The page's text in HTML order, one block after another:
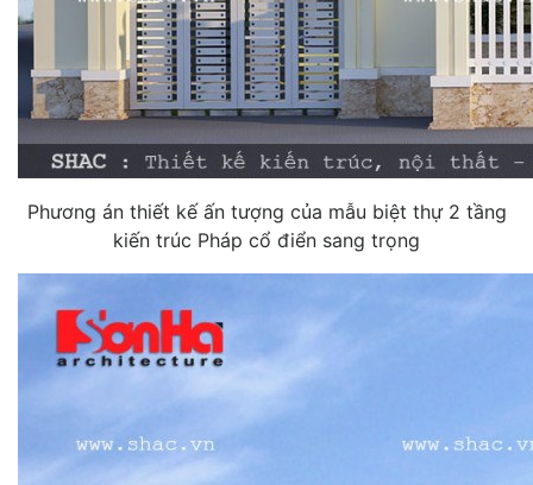
Phương án thiết kế ấn tượng của mẫu biệt thự 2 tầng
kiến trúc Pháp cổ điển sang trọng